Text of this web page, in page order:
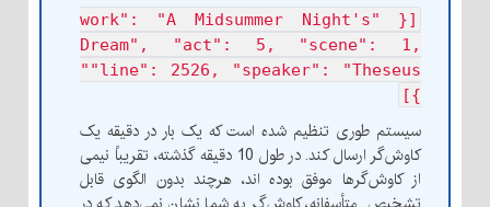
[{ "work": "A Midsummer Night's
Dream", "act": 5, "scene": 1,
"line": 2526, "speaker": "Theseus"
}]
سیستم طوری تنظیم شده است که یک بار در دقیقه یک
کاوش‌گر ارسال کند. در طول 10 دقیقه گذشته، تقریباً نیمی
از کاوش‌گرها موفق بوده اند، هرچند بدون الگوی قابل